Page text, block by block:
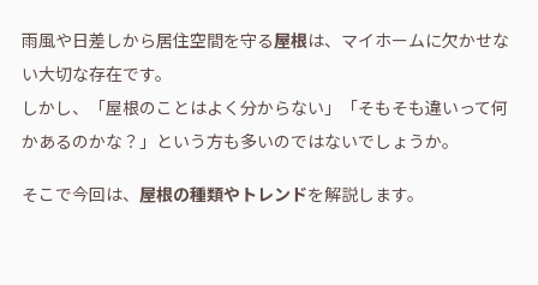
雨風や日差しから居住空間を守る屋根は、マイホームに欠かせな
い大切な存在です。
しかし、「屋根のことはよく分からない」「そもそも違いって何
かあるのかな？」という方も多いのではないでしょうか。
そこで今回は、 屋根の種類やトレンドを解説します。